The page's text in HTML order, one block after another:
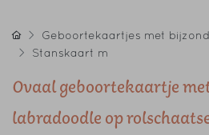
Geboortekaartjes met
Stanskaart m
Ovaal geboortekaartje
labradoodle op